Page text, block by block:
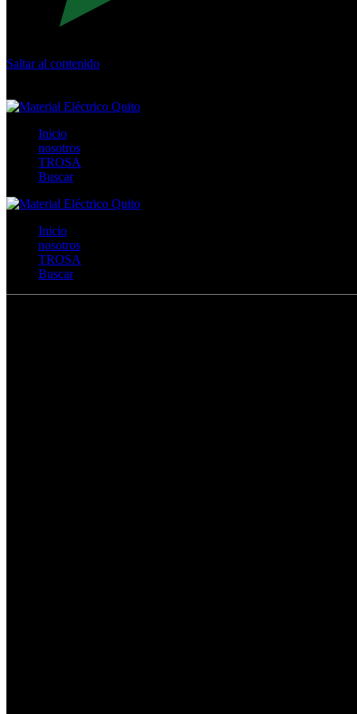
Saltar al contenido
Inicio
nosotros
TROSA
Buscar
Inicio
nosotros
TROSA
Buscar